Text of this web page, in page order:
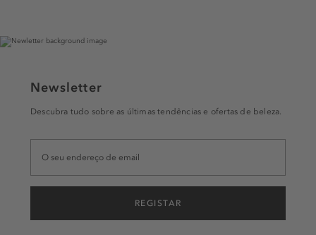
Newsletter
Descubra tudo sobre as últimas tendências e ofertas de beleza.
REGISTAR